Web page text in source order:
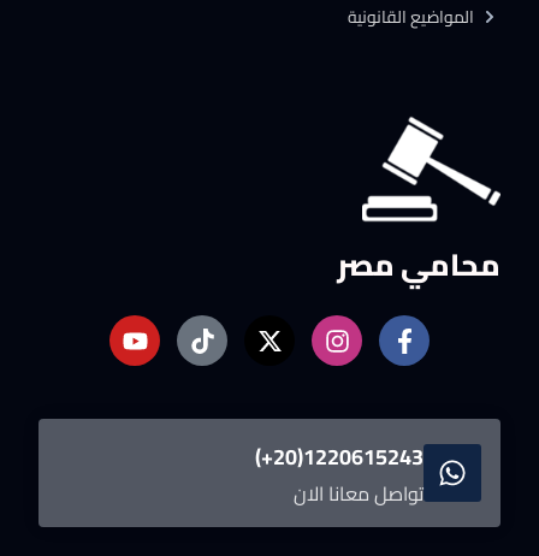
محامي مصر
1220615243(20+)
تواصل معانا الان
المواضيع القانونية